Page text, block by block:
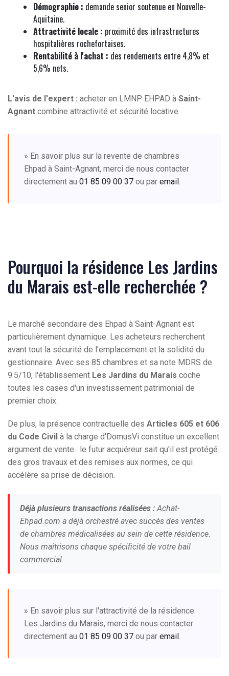
Démographie : demande senior soutenue en Nouvelle-
Aquitaine.
Attractivité locale : proximité des infrastructures
hospitalières rochefortaises.
Rentabilité à l'achat : des rendements entre 4,8% et
5,6% nets.
L'avis de l'expert : acheter en LMNP EHPAD à Saint-
Agnant combine attractivité et sécurité locative.
» En savoir plus sur la revente de chambres
Ehpad à Saint-Agnant, merci de nous contacter
directement au 01 85 09 00 37 ou par email.
Pourquoi la résidence Les Jardins
du Marais est-elle recherchée ?
Le marché secondaire des Ehpad à Saint-Agnant est
particulièrement dynamique. Les acheteurs recherchent
avant tout la sécurité de l'emplacement et la solidité du
gestionnaire. Avec ses 85 chambres et sa note MDRS de
9.5/10, l'établissement Les Jardins du Marais coche
toutes les cases d'un investissement patrimonial de
premier choix.
De plus, la présence contractuelle des Articles 605 et 606
du Code Civil à la charge d'DomusVi constitue un excellent
argument de vente : le futur acquéreur sait qu'il est protégé
des gros travaux et des remises aux normes, ce qui
accélère sa prise de décision.
Déjà plusieurs transactions réalisées :Achat-
Ehpad.com a déjà orchestré avec succès des ventes
de chambres médicalisées au sein de cette résidence.
Nous maîtrisons chaque spécificité de votre bail
commercial.
» En savoir plus sur l'attractivité de la résidence
Les Jardins du Marais, merci de nous contacter
directement au 01 85 09 00 37 ou par email.